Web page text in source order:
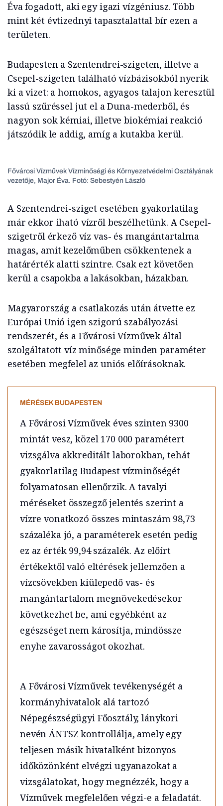
Éva fogadott, aki egy igazi vízgéniusz. Több
mint két évtizednyi tapasztalattal bír ezen a
területen.
Budapesten a Szentendrei-szigeten, illetve a
Csepel-szigeten található vízbázisokból nyerik
ki a vizet: a homokos, agyagos talajon keresztül
lassú szűréssel jut el a Duna-mederből, és
nagyon sok kémiai, illetve biokémiai reakció
játszódik le addig, amíg a kutakba kerül.
Fővárosi Vízművek Vízminőségi és Környezetvédelmi Osztályának
vezetője, Major Éva. Fotó: Sebestyén László
A Szentendrei-sziget esetében gyakorlatilag
már ekkor iható vízről beszélhetünk. A Csepel-
szigetről érkező víz vas- és mangántartalma
magas, amit kezelőműben csökkentenek a
határérték alatti szintre. Csak ezt követően
kerül a csapokba a lakásokban, házakban.
Magyarország a csatlakozás után átvette ez
Európai Unió igen szigorú szabályozási
rendszerét, és a Fővárosi Vízművek által
szolgáltatott víz minősége minden paraméter
esetében megfelel az uniós előírásoknak.
MÉRÉSEK BUDAPESTEN
A Fővárosi Vízművek éves szinten 9300
mintát vesz, közel 170 000 paramétert
vizsgálva akkreditált laborokban, tehát
gyakorlatilag Budapest vízminőségét
folyamatosan ellenőrzik. A tavalyi
méréseket összegző jelentés szerint a
vízre vonatkozó összes mintaszám 98,73
százaléka jó, a paraméterek esetén pedig
ez az érték 99,94 százalék. Az előírt
értékektől való eltérések jellemzően a
vízcsövekben kiülepedő vas- és
mangántartalom megnövekedésekor
következhet be, ami egyébként az
egészséget nem károsítja, mindössze
enyhe zavarosságot okozhat.
A Fővárosi Vízművek tevékenységét a
kormányhivatalok alá tartozó
Népegészségügyi Főosztály, lánykori
nevén ÁNTSZ kontrollálja, amely egy
teljesen másik hivatalként bizonyos
időközönként elvégzi ugyanazokat a
vizsgálatokat, hogy megnézzék, hogy a
Vízművek megfelelően végzi-e a feladatát.